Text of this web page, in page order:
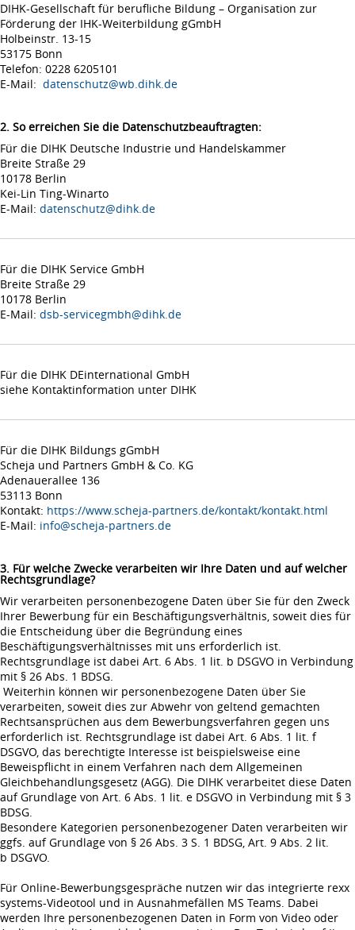
DIHK-Gesellschaft für berufliche Bildung – Organisation zur
Förderung der IHK-Weiterbildung gGmbH
Holbeinstr. 13-15
53175 Bonn
Telefon: 0228 6205101
E-Mail: datenschutz@wb.dihk.de
2. So erreichen Sie die Datenschutzbeauftragten:
Für die DIHK Deutsche Industrie und Handelskammer
Breite Straße 29
10178 Berlin
Kei-Lin Ting-Winarto
E-Mail: datenschutz@dihk.de
Für die DIHK Service GmbH
Breite Straße 29
10178 Berlin
E-Mail: dsb-servicegmbh@dihk.de
Für die DIHK DEinternational GmbH
siehe Kontaktinformation unter DIHK
Für die DIHK Bildungs gGmbH
Scheja und Partners GmbH & Co. KG
Adenauerallee 136
53113 Bonn
Kontakt: https://www.scheja-partners.de/kontakt/kontakt.html
E-Mail: info@scheja-partners.de
3. Für welche Zwecke verarbeiten wir Ihre Daten und auf welcher
Rechtsgrundlage?
Wir verarbeiten personenbezogene Daten über Sie für den Zweck
Ihrer Bewerbung für ein Beschäftigungsverhältnis, soweit dies für
die Entscheidung über die Begründung eines
Beschäftigungsverhältnisses mit uns erforderlich ist.
Rechtsgrundlage ist dabei Art. 6 Abs. 1 lit. b DSGVO in Verbindung
mit § 26 Abs. 1 BDSG.
Weiterhin können wir personenbezogene Daten über Sie
verarbeiten, soweit dies zur Abwehr von geltend gemachten
Rechtsansprüchen aus dem Bewerbungsverfahren gegen uns
erforderlich ist. Rechtsgrundlage ist dabei Art. 6 Abs. 1 lit. f
DSGVO, das berechtigte Interesse ist beispielsweise eine
Beweispflicht in einem Verfahren nach dem Allgemeinen
Gleichbehandlungsgesetz (AGG). Die DIHK verarbeitet diese Daten
auf Grundlage von Art. 6 Abs. 1 lit. e DSGVO in Verbindung mit § 3
BDSG.
Besondere Kategorien personenbezogener Daten verarbeiten wir
ggfs. auf Grundlage von § 26 Abs. 3 S. 1 BDSG, Art. 9 Abs. 2 lit.
b DSGVO.
Für Online-Bewerbungsgespräche nutzen wir das integrierte rexx
systems-Videotool und in Ausnahmefällen MS Teams. Dabei
werden Ihre personenbezogenen Daten in Form von Video oder